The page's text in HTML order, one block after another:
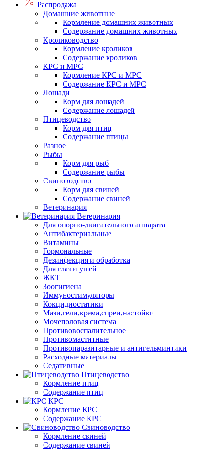
Распродажа
Домашние животные
Кормление домашних животных
Содержание домашних животных
Кролиководство
Кормление кроликов
Содержание кроликов
КРС и МРС
Кормление КРС и МРС
Содержание КРС и МРС
Лошади
Корм для лошадей
Содержание лошадей
Птицеводство
Корм для птиц
Содержание птицы
Разное
Рыбы
Корм для рыб
Содержание рыбы
Свиноводство
Корм для свиней
Содержание свиней
Ветеринария
Ветеринария
Для опорно-двигательного аппарата
Антибактериальные
Витамины
Гормональные
Дезинфекция и обработка
Для глаз и ушей
ЖКТ
Зоогигиена
Иммуностимуляторы
Кокцидиостатики
Мази,гели,крема,спреи,настойки
Мочеполовая система
Противовоспалительное
Противомаститные
Противопаразитарные и антигельминтики
Расходные материалы
Седативные
Птицеводство
Кормление птиц
Содержание птиц
КРС
Кормление КРС
Содержание КРС
Свиноводство
Кормление свиней
Содержание свиней